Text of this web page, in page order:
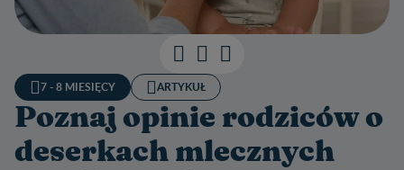
7 - 8 MIESIĘCY ARTYKUŁ
Poznaj opinie rodziców o
deserkach mlecznych